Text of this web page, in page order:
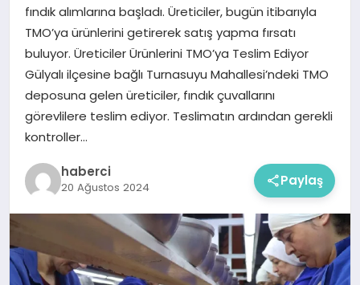
fındık alımlarına başladı. Üreticiler, bugün itibarıyla
TMO’ya ürünlerini getirerek satış yapma fırsatı
buluyor. Üreticiler Ürünlerini TMO’ya Teslim Ediyor
Gülyalı ilçesine bağlı Turnasuyu Mahallesi’ndeki TMO
deposuna gelen üreticiler, fındık çuvallarını
görevlilere teslim ediyor. Teslimatın ardından gerekli
kontroller…
haberci
20 Ağustos 2024 Paylaş